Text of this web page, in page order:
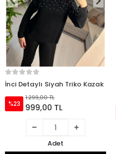
İnci Detaylı Siyah Triko Kazak
%23
1.299,00 TL
999,00 TL
Adet